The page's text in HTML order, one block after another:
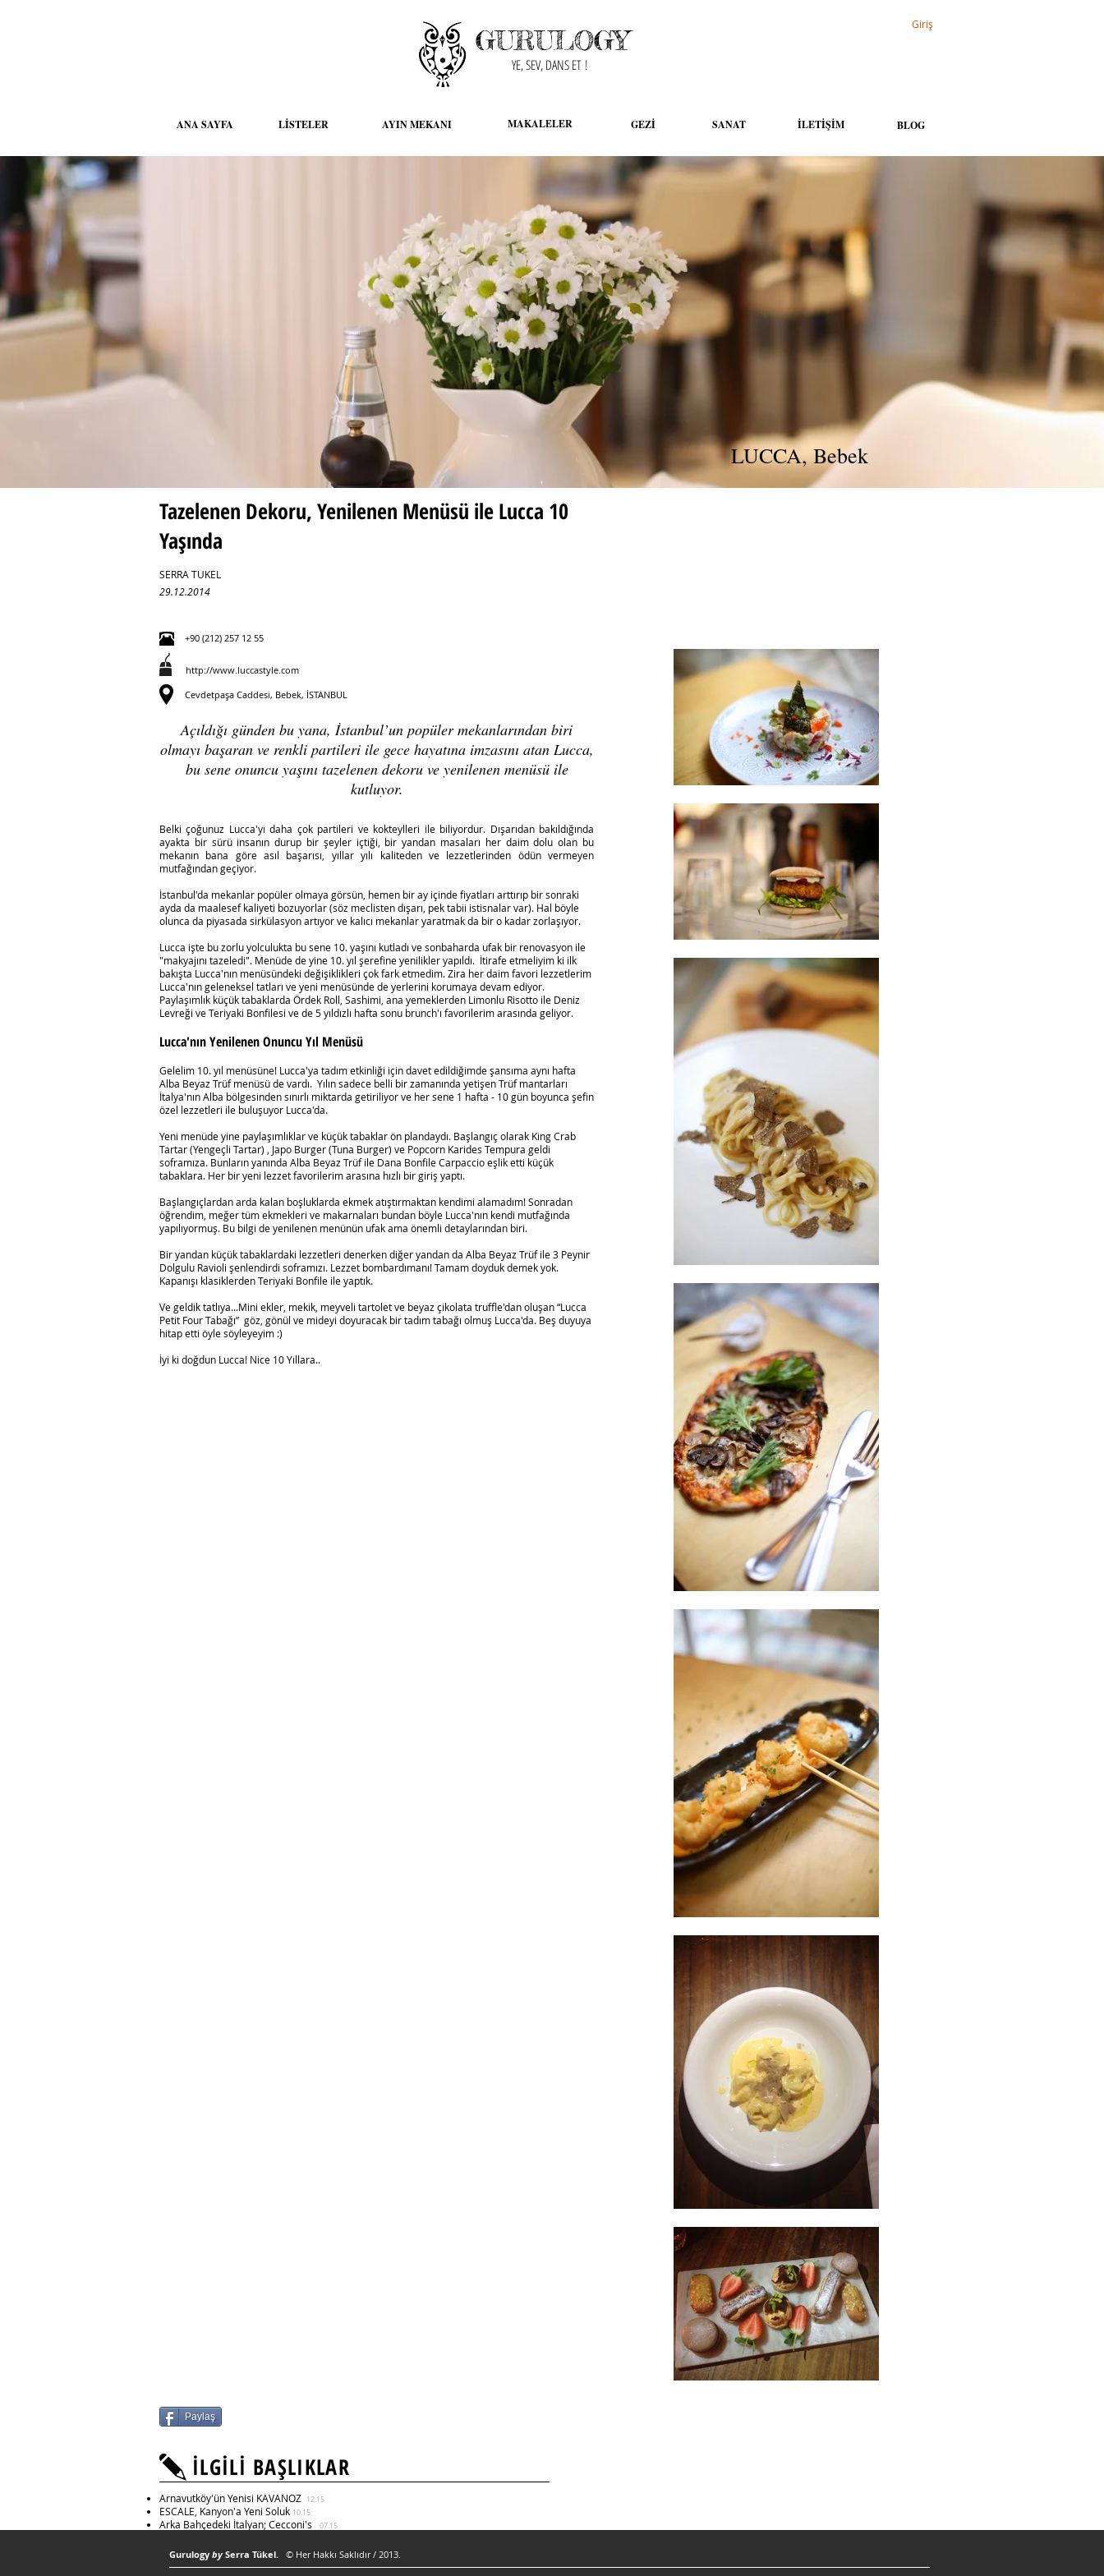
GURULOGY
Giriş
YE, SEV, DANS ET !
ANA SAYFA LİSTELER AYIN MEKANI MAKALELER GEZİ SANAT İLETİŞİM
LUCCA, Bebek
Tazelenen Dekoru, Yenilenen Menüsü ile Lucca 10
Yaşında
SERRA TUKEL
29.12.2014
+90 (212) 257 12 55
http://www.luccastyle.com
Cevdetpaşa Caddesi, Bebek, İSTANBUL
Açıldığı günden bu yana, İstanbul’un popüler mekanlarından biri
olmayı başaran ve renkli partileri ile gece hayatına imzasını atan Lucca,
bu sene onuncu yaşını tazelenen dekoru ve yenilenen menüsü ile
kutluyor.
Belki çoğunuz Lucca'yı daha çok partileri ve kokteylleri ile biliyordur. Dışarıdan bakıldığında
ayakta bir sürü insanın durup bir şeyler içtiği, bir yandan masaları her daim dolu olan bu
mekanın bana göre asıl başarısı, yıllar yılı kaliteden ve lezzetlerinden ödün vermeyen
mutfağından geçiyor.
İstanbul'da mekanlar popüler olmaya görsün, hemen bir ay içinde fiyatları arttırıp bir sonraki
ayda da maalesef kaliyeti bozuyorlar (söz meclisten dışarı, pek tabii istisnalar var). Hal böyle
olunca da piyasada sirkülasyon artıyor ve kalıcı mekanlar yaratmak da bir o kadar zorlaşıyor.
Lucca işte bu zorlu yolculukta bu sene 10. yaşını kutladı ve sonbaharda ufak bir renovasyon ile
"makyajını tazeledi". Menüde de yine 10. yıl şerefine yenilikler yapıldı. İtirafe etmeliyim ki ilk
bakışta Lucca'nın menüsündeki değişiklikleri çok fark etmedim. Zira her daim favori lezzetlerim
Lucca'nın geleneksel tatları ve yeni menüsünde de yerlerini korumaya devam ediyor.
Paylaşımlık küçük tabaklarda Ördek Roll, Sashimi, ana yemeklerden Limonlu Risotto ile Deniz
Levreği ve Teriyaki Bonfilesi ve de 5 yıldızlı hafta sonu brunch'ı favorilerim arasında geliyor.
Lucca'nın Yenilenen Onuncu Yıl Menüsü
Gelelim 10. yıl menüsüne! Lucca'ya tadım etkinliği için davet edildiğimde şansıma aynı hafta
Alba Beyaz Trüf menüsü de vardı. Yılın sadece belli bir zamanında yetişen Trüf mantarları
İtalya'nın Alba bölgesinden sınırlı miktarda getiriliyor ve her sene 1 hafta - 10 gün boyunca şefin
özel lezzetleri ile buluşuyor Lucca'da.
Yeni menüde yine paylaşımlıklar ve küçük tabaklar ön plandaydı. Başlangıç olarak King Crab
Tartar (Yengeçli Tartar) , Japo Burger (Tuna Burger) ve Popcorn Karides Tempura geldi
soframıza. Bunların yanında Alba Beyaz Trüf ile Dana Bonfile Carpaccio eşlik etti küçük
tabaklara. Her bir yeni lezzet favorilerim arasına hızlı bir giriş yaptı.
Başlangıçlardan arda kalan boşluklarda ekmek atıştırmaktan kendimi alamadım! Sonradan
öğrendim, meğer tüm ekmekleri ve makarnaları bundan böyle Lucca'nın kendi mutfağında
yapılıyormuş. Bu bilgi de yenilenen menünün ufak ama önemli detaylarından biri.
Bir yandan küçük tabaklardaki lezzetleri denerken diğer yandan da Alba Beyaz Trüf ile 3 Peynir
Dolgulu Ravioli şenlendirdi soframızı. Lezzet bombardımanı! Tamam doyduk demek yok.
Kapanışı klasiklerden Teriyaki Bonfile ile yaptık.
Ve geldik tatlıya...Mini ekler, mekik, meyveli tartolet ve beyaz çikolata truffle'dan oluşan “Lucca
Petit Four Tabağı” göz, gönül ve mideyi doyuracak bir tadım tabağı olmuş Lucca'da. Beş duyuya
hitap etti öyle söyleyeyim :)
İyi ki doğdun Lucca! Nice 10 Yıllara..
Paylaş
İLGİLİ BAŞLIKLAR
Arnavutköy'ün Yenisi KAVANOZ 12.15
ESCALE, Kanyon'a Yeni Soluk 10.15
Arka Bahçedeki İtalyan; Cecconi's 07.15
BLOG
Gurulogy by Serra Tükel. © Her Hakkı Saklıdır / 2013.